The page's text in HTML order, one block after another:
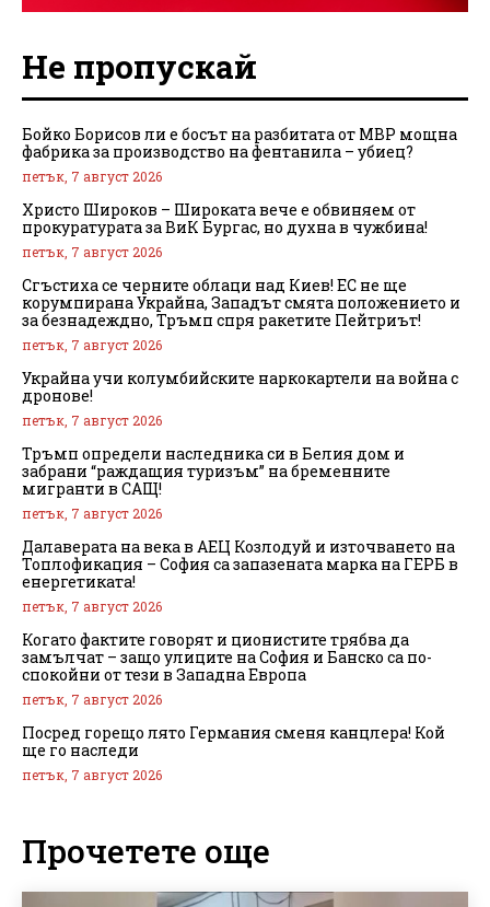
Не пропускай
Бойко Борисов ли е босът на разбитата от МВР мощна
фабрика за производство на фентанила – убиец?
петък, 7 август 2026
Христо Широков – Широката вече е обвиняем от
прокуратурата за ВиК Бургас, но духна в чужбина!
петък, 7 август 2026
Сгъстиха се черните облаци над Киев! ЕС не ще
корумпирана Украйна, Западът смята положението и
за безнадеждно, Тръмп спря ракетите Пейтриът!
петък, 7 август 2026
Украйна учи колумбийските наркокартели на война с
дронове!
петък, 7 август 2026
Тръмп определи наследника си в Белия дом и
забрани “раждащия туризъм” на бременните
мигранти в САЩ!
петък, 7 август 2026
Далаверата на века в АЕЦ Козлодуй и източването на
Топлофикация – София са запазената марка на ГЕРБ в
енергетиката!
петък, 7 август 2026
Когато фактите говорят и ционистите трябва да
замълчат – защо улиците на София и Банско са по-
спокойни от тези в Западна Европа
петък, 7 август 2026
Посред горещо лято Германия сменя канцлера! Кой
ще го наследи
петък, 7 август 2026
Прочетете още